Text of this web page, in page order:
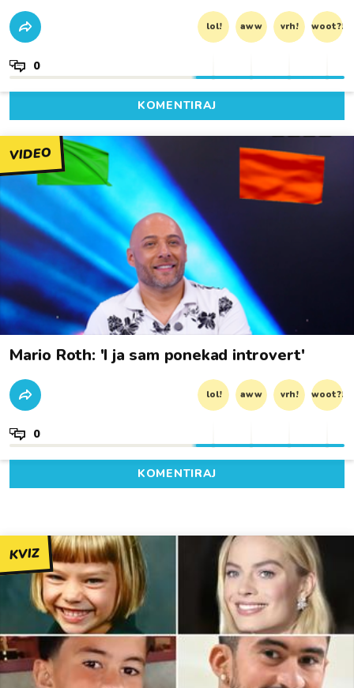
lol! aww vrh! woot?!
0
KOMENTIRAJ
VIDEO
Mario Roth: 'I ja sam ponekad introvert'
lol! aww vrh! woot?!
0
KOMENTIRAJ
KVIZ